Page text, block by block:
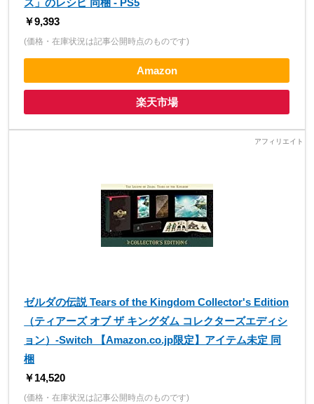
￥9,393
(価格・在庫状況は記事公開時点のものです)
Amazon
楽天市場
ゼルダの伝説 Tears of the Kingdom Collector's Edition
（ティアーズ オブ ザ キングダム コレクターズエディシ
ョン）-Switch 【Amazon.co.jp限定】アイテム未定 同
梱
￥14,520
(価格・在庫状況は記事公開時点のものです)